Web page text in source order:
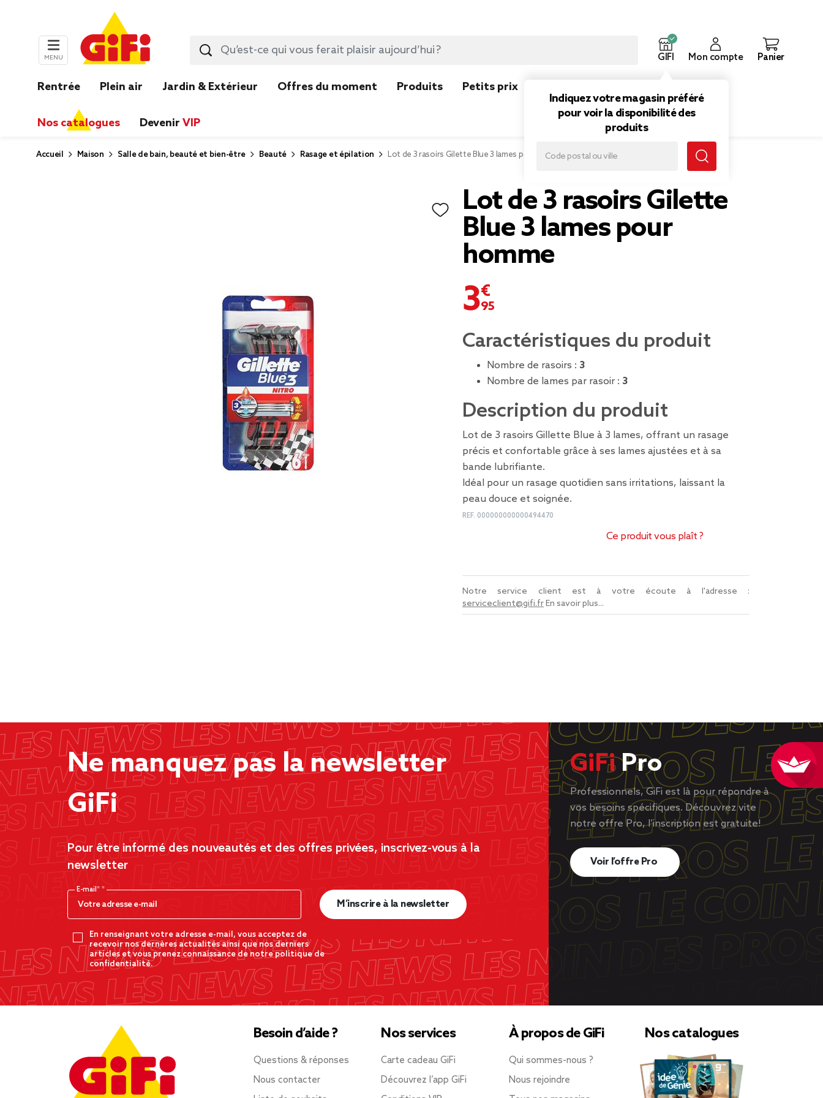
MENU GIFI
Indiquez votre magasin préféré
pour voir la disponibilité des
produits
Mon compte Panier
Rentrée Plein air Jardin & Extérieur Offres du moment Produits Petits prix
Nos catalogues Devenir VIP
Accueil Maison Salle de bain, beauté et bien-être Beauté Rasage et épilation Lot de 3 rasoirs Gilette Blue 3 lames pour homme
Lot de 3 rasoirs Gilette
Blue 3 lames pour
homme
3,95 €
Caractéristiques du produit
Nombre de rasoirs : 3
Nombre de lames par rasoir : 3
Description du produit
Lot de 3 rasoirs Gillette Blue à 3 lames, offrant un rasage
précis et confortable grâce à ses lames ajustées et à sa
bande lubrifiante.
Idéal pour un rasage quotidien sans irritations, laissant la
peau douce et soignée.
REF. 000000000000494470
Ce produit vous plaît ?
Notre service client est à votre écoute à l'adresse :
serviceclient@gifi.frEn savoir plus...
Ne manquez pas la newsletter
GiFi
Pour être informé des nouveautés et des offres privées, inscrivez-vous à la
newsletter
E-mail*
En renseignant votre adresse e-mail, vous acceptez de
recevoir nos dernères actualités ainsi que nos derniers
articles et vous prenez connaissance de notre politique de
confidentialité.
M’inscrire à la newsletter
GiFiPro
Professionnels, GiFi est là pour répondre à
vos besoins spécifiques. Découvrez vite
notre offre Pro, l’inscription est gratuite!
Voir l’offre Pro
Besoin d’aide ?
Questions & réponses
Nous contacter
Nos services
Carte cadeau GiFi
Découvrez l’app GiFi
À propos de GiFi
Qui sommes-nous ?
Nous rejoindre
Nos catalogues